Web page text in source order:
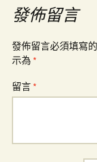
發佈留言
發佈留言必須填寫
示為 *
留言 *